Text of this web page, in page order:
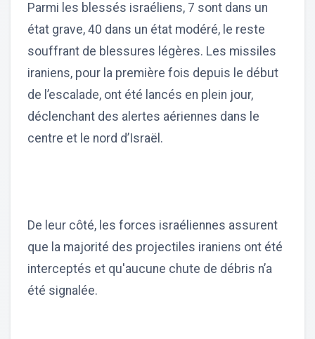
Parmi les blessés israéliens, 7 sont dans un
état grave, 40 dans un état modéré, le reste
souffrant de blessures légères. Les missiles
iraniens, pour la première fois depuis le début
de l’escalade, ont été lancés en plein jour,
déclenchant des alertes aériennes dans le
centre et le nord d’Israël.
De leur côté, les forces israéliennes assurent
que la majorité des projectiles iraniens ont été
interceptés et qu'aucune chute de débris n’a
été signalée.